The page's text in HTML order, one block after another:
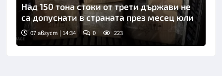
Над 150 тона стоки от трети държави не
са допуснати в страната през месец юли
07 август | 14:34 0 223